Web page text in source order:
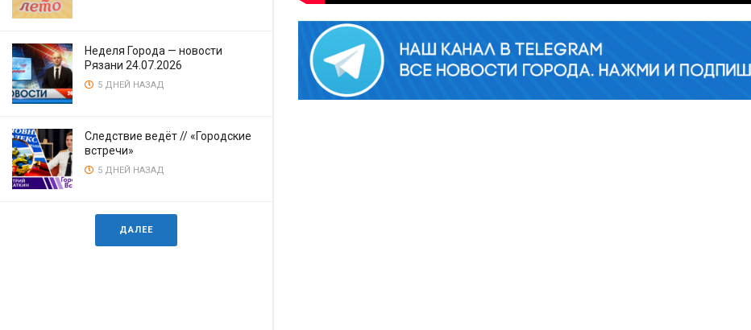
Неделя Города — новости
Рязани 24.07.2026
5 ДНЕЙ НАЗАД
Следствие ведёт // «Городские
встречи»
5 ДНЕЙ НАЗАД
ДАЛЕЕ